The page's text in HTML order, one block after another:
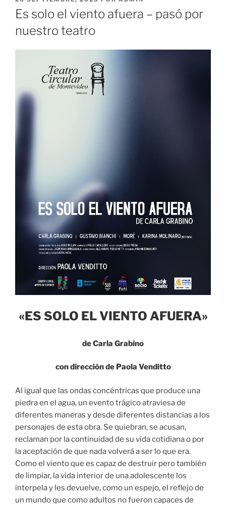
EL
Es solo el viento afuera – pasó por
nuestro teatro
«ES SOLO EL VIENTO AFUERA»
de Carla Grabino
con dirección de Paola Venditto
Al igual que las ondas concéntricas que produce una
piedra en el agua, un evento trágico atraviesa de
diferentes maneras y desde diferentes distancias a los
personajes de esta obra. Se quiebran, se acusan,
reclaman por la continuidad de su vida cotidiana o por
la aceptación de que nada volverá a ser lo que era.
Como el viento que es capaz de destruir pero también
de limpiar, la vida interior de una adolescente los
interpela y les devuelve, como un espejo, el reflejo de
un mundo que como adultos no fueron capaces de